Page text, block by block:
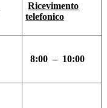
Ricevimento
telefonico
8:00 – 10:00